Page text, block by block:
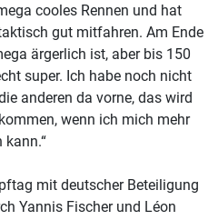
cooles Rennen und hat
gut mitfahren. Am Ende
ärgerlich ist, aber bis 150
super. Ich habe noch nicht
anderen da vorne, das wird
wenn ich mich mehr
kann.“
mit deutscher Beteiligung
Yannis Fischer und Léon